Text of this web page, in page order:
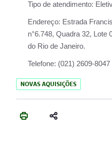
Tipo de atendimento:
Endereço: Estrada
n°6.748, Quadra 32, Lote
do Rio de Janeiro.
Telefone: (021) 2609-8047
NOVAS AQUISIÇÕES